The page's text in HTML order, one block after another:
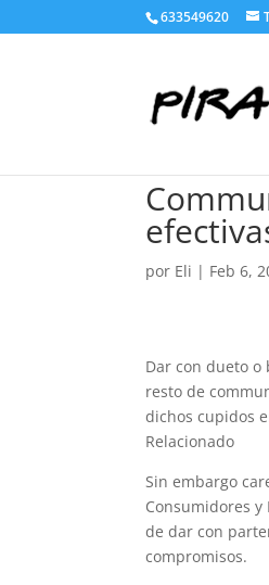
633549620
por Eli | Feb 6,
Dar con dueto
resto de
dichos cupidos
Relacionado
Sin embargo
Consumidores
de dar con
compromisos.